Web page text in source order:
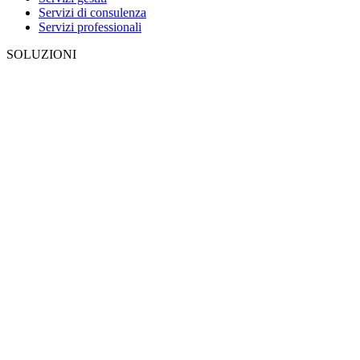
Servizi di consulenza
Servizi professionali
SOLUZIONI